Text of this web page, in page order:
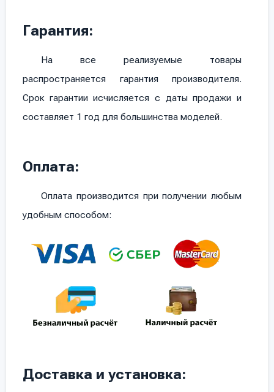
Гарантия:
На все реализуемые товары
распространяется гарантия производителя.
Срок гарантии исчисляется с даты продажи и
составляет 1 год для большинства моделей.
Оплата:
Оплата производится при получении любым
удобным способом:
Доставка и установка: